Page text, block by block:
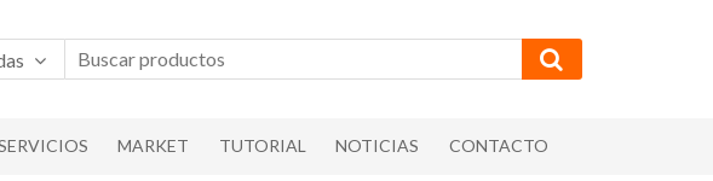
MARKET TUTORIAL NOTICIAS CONTACTO